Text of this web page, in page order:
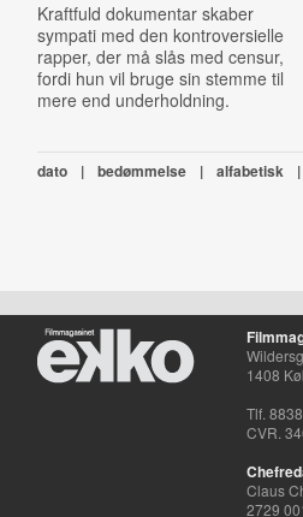
Kraftfuld dokumentar skaber
sympati med den kontroversielle
rapper, der må slås med censur,
fordi hun vil bruge sin stemme til
mere end underholdning.
dato | bedømmelse | alfabetisk |
1408
Tlf.
CVR.
Claus
2729